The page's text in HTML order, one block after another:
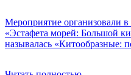
Мероприятие организовали
«Эстафета морей: Большой
называлась «Китообразные: